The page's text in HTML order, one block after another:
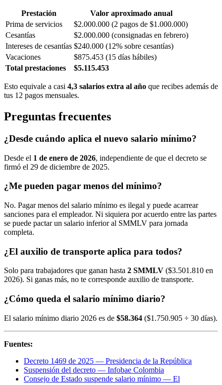
Prestación
Valor aproximado anual
Prima de servicios
$2.000.000 (2 pagos de $1.000.000)
Cesantías
$2.000.000 (consignadas en febrero)
Intereses de cesantías $240.000 (12% sobre cesantías)
Vacaciones
$875.453 (15 días hábiles)
Total prestaciones
$5.115.453
Esto equivale a casi 4,3 salarios extra al año que recibes además de
tus 12 pagos mensuales.
Preguntas frecuentes
¿Desde cuándo aplica el nuevo salario mínimo?
Desde el 1 de enero de 2026, independiente de que el decreto se
firmó el 29 de diciembre de 2025.
¿Me pueden pagar menos del mínimo?
No. Pagar menos del salario mínimo es ilegal y puede acarrear
sanciones para el empleador. Ni siquiera por acuerdo entre las partes
se puede pactar un salario inferior al SMMLV para jornada
completa.
¿El auxilio de transporte aplica para todos?
Solo para trabajadores que ganan hasta 2 SMMLV ($3.501.810 en
2026). Si ganas más, no te corresponde auxilio de transporte.
¿Cómo queda el salario mínimo diario?
El salario mínimo diario 2026 es de $58.364 ($1.750.905 ÷ 30 días).
Fuentes:
Decreto 1469 de 2025 — Presidencia de la República
Suspensión del decreto — Infobae Colombia
Consejo de Estado suspende salario mínimo — El